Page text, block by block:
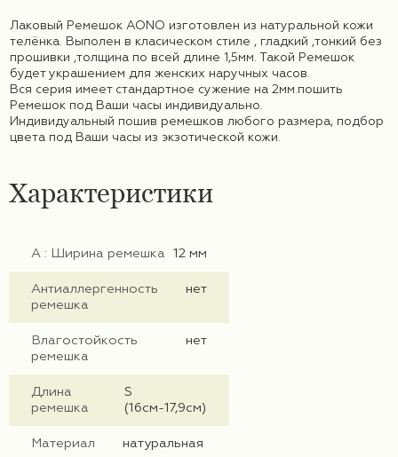
Лаковый Ремешок AONO изготовлен из натуральной кожи
телёнка. Выполен в класическом стиле , гладкий ,тонкий без
прошивки ,толщина по всей длине 1,5мм. Такой Ремешок
будет украшением для женских наручных часов.
Вся серия имеет стандартное сужение на 2мм.пошить
Ремешок под Ваши часы индивидуально.
Индивидуальный пошив ремешков любого размера, подбор
цвета под Ваши часы из экзотической кожи.
Характеристики
А : Ширина ремешка 12 мм
Антиаллергенность
ремешка
нет
Влагостойкость
ремешка
нет
Длина
ремешка
S
(16см-17,9см)
Материал
натуральная